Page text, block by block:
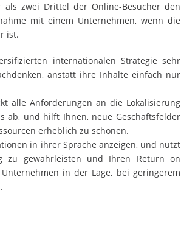
zwei Drittel der Online-Besucher den
mit einem Unternehmen, wenn die
ist.
internationalen Strategie sehr
anstatt ihre Inhalte einfach nur
alle Anforderungen an die Lokalisierung
ab, und hilft Ihnen, neue Geschäftsfelder
erheblich zu schonen.
in ihrer Sprache anzeigen, und nutzt
zu gewährleisten und Ihren Return on
in der Lage, bei geringerem